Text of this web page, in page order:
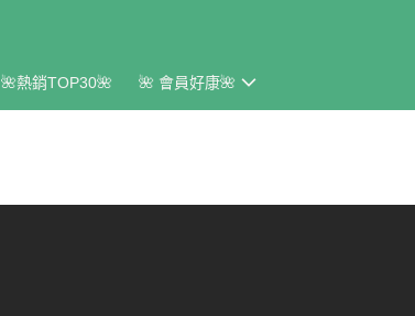
🌺熱銷TOP30🌺 🌺 會員好康🌺